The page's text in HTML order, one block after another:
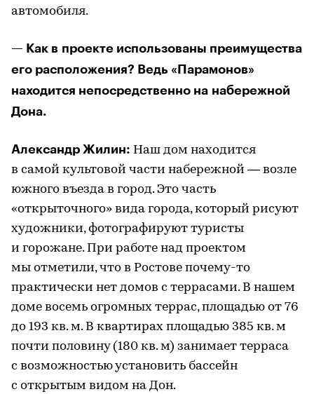
автомобиля.
— Как в проекте использованы преимущества
его расположения? Ведь «Парамонов»
находится непосредственно на набережной
Дона.
Александр Жилин: Наш дом находится
в самой культовой части набережной — возле
южного въезда в город. Это часть
«открыточного» вида города, который рисуют
художники, фотографируют туристы
и горожане. При работе над проектом
мы отметили, что в Ростове почему-то
практически нет домов с террасами. В нашем
доме восемь огромных террас, площадью от 76
до 193 кв. м. В квартирах площадью 385 кв. м
почти половину (180 кв. м) занимает терраса
с возможностью установить бассейн
с открытым видом на Дон.